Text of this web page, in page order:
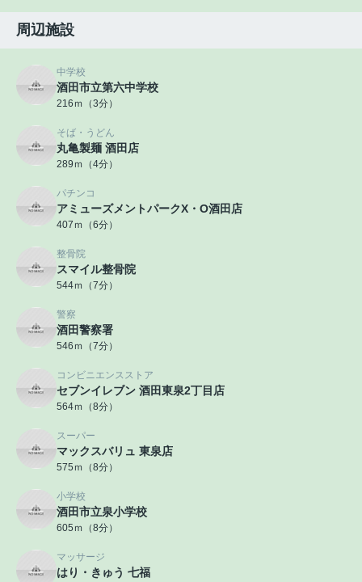
周辺施設
中学校
酒田市立第六中学校
216ｍ（3分）
そば・うどん
丸亀製麺 酒田店
289ｍ（4分）
パチンコ
アミューズメントパークX・O酒田店
407ｍ（6分）
整骨院
スマイル整骨院
544ｍ（7分）
警察
酒田警察署
546ｍ（7分）
コンビニエンスストア
セブンイレブン 酒田東泉2丁目店
564ｍ（8分）
スーパー
マックスバリュ 東泉店
575ｍ（8分）
小学校
酒田市立泉小学校
605ｍ（8分）
マッサージ
はり・きゅう 七福